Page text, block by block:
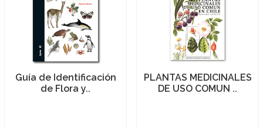
Guía de Identificación
de Flora y..
PLANTAS MEDICINALES
DE USO COMUN ..